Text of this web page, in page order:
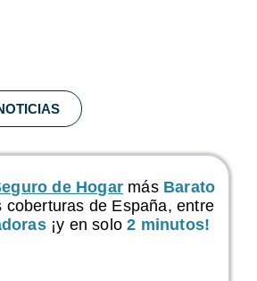
de Hogar más Barato
coberturas de España, entre
¡y en solo2 minutos!